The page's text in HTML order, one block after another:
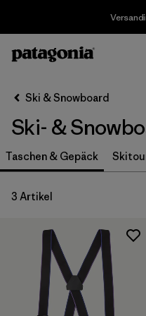
Filter by
Größe
S/M (1)
M (1)
L/XL (1)
Einheitsgröße
Ski & Snowboard
Ski- &
Taschen & Gepäck
3 Artikel